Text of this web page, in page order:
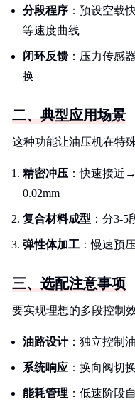
分段程序 ：预设空
等速度曲线
闭环反馈 ：压力传感
换
二、典型应用场景
这种功能让油压机在特
精密冲压 ：快速接近
0.02mm
复合材料成型 ：分3-
弹性体加工 ：慢速预
三、选配注意事项
要实现理想的多段控制
油路设计：独立控制
系统响应 ：换向阀切
能耗管理 ：低速阶段